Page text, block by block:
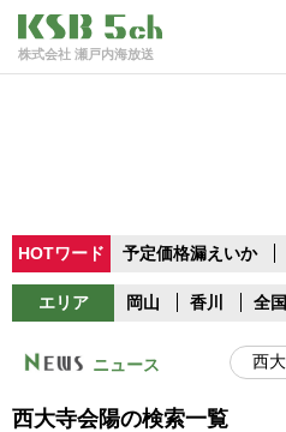
株式会社 瀬戸内海放送
HOTワード 予定価格漏えいか
エリア 岡山 香川 全国
ニュース
西大寺会陽の検索一覧